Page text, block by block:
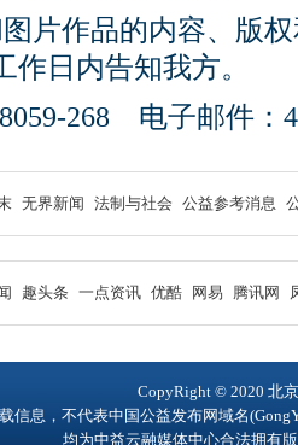
片作品的内容、版
作日内告知我方。
268 电子邮件：
无界新闻 法制与社会 公益参考消息
趣头条 一点资讯 优酷 网易 腾讯网
CopyRight © 2020 北
信息，不代表中国公益发布网域名
均为中益云融媒体中心合法拥有